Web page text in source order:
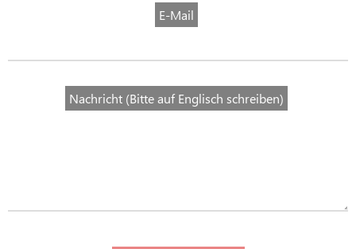
E-Mail
Nachricht (Bitte auf Englisch schreiben)